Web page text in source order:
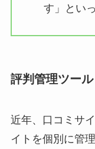
す」とい
評判管理ツー
近年、口コミサ
イトを個別に管